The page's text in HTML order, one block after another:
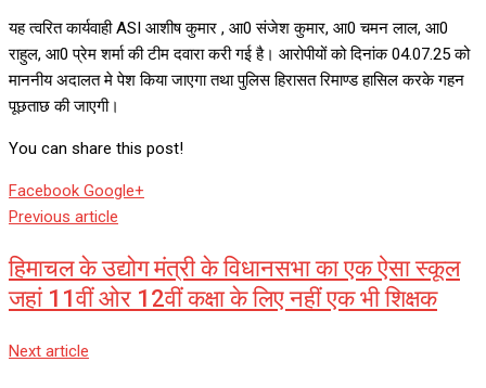
यह त्वरित कार्यवाही ASI आशीष कुमार , आ0 संजेश कुमार, आ0 चमन लाल, आ0
राहुल, आ0 प्रेम शर्मा की टीम दवारा करी गई है। आरोपीयों को दिनांक 04.07.25 को
माननीय अदालत मे पेश किया जाएगा तथा पुलिस हिरासत रिमाण्ड हासिल करके गहन
पूछताछ की जाएगी।
You can share this post!
Facebook Google+
Previous article
हिमाचल के उद्योग मंत्री के विधानसभा का एक ऐसा स्कूल
जहां 11वीं ओर 12वीं कक्षा के लिए नहीं एक भी शिक्षक
Next article